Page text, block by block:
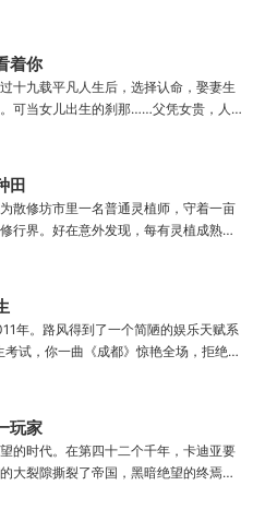
直接封王了。这还怎么退休？
着你
十九载平凡人生后，选择认命，娶妻生
可当女儿出生的刹那……父凭女贵，人
平安出生，你获得道果【仙工】女儿
垢心】女儿三岁，活泼机灵，获得道果
五岁、六岁…………李澈发现，女儿每长
出一颗道果，加持己身。从此以后，李
的愿望。一岁一道果，默默守长生。为
热炕头开始，心平气和的守护女儿长
田
散修坊市里一名普通灵植师，守着一亩
行界。好在意外发现，每有灵植成熟，
励。收获剑草一株，获得剑丸一枚。收
此，他便安分守住自家灵田，坐看修
桑田。“什么切磋斗法，秘境探索，寻仙
与我无关！”“我只想安安静静的种田。”
年。路风得到了一个简陋的娱乐天赋系
考试，你一曲《成都》惊艳全场，拒绝蜜
战高考，以专业第一名入学，恭喜你，
截胡男一号，与狮姐疯狂炒CP，成功登
你，获得了【张震的卓越气质】”……什
，绝不服输！强大的人气，恐怖的票
踏着无数对手铸就威名，颜值与才华并
有一个广为流传的爱恨恩怨故事。十年
玩家
的时代。在第四十二个千年，卡迪亚要
大裂隙撕裂了帝国，黑暗绝望的终焉时
似乎已被注定，要在无休止的恐怖战争